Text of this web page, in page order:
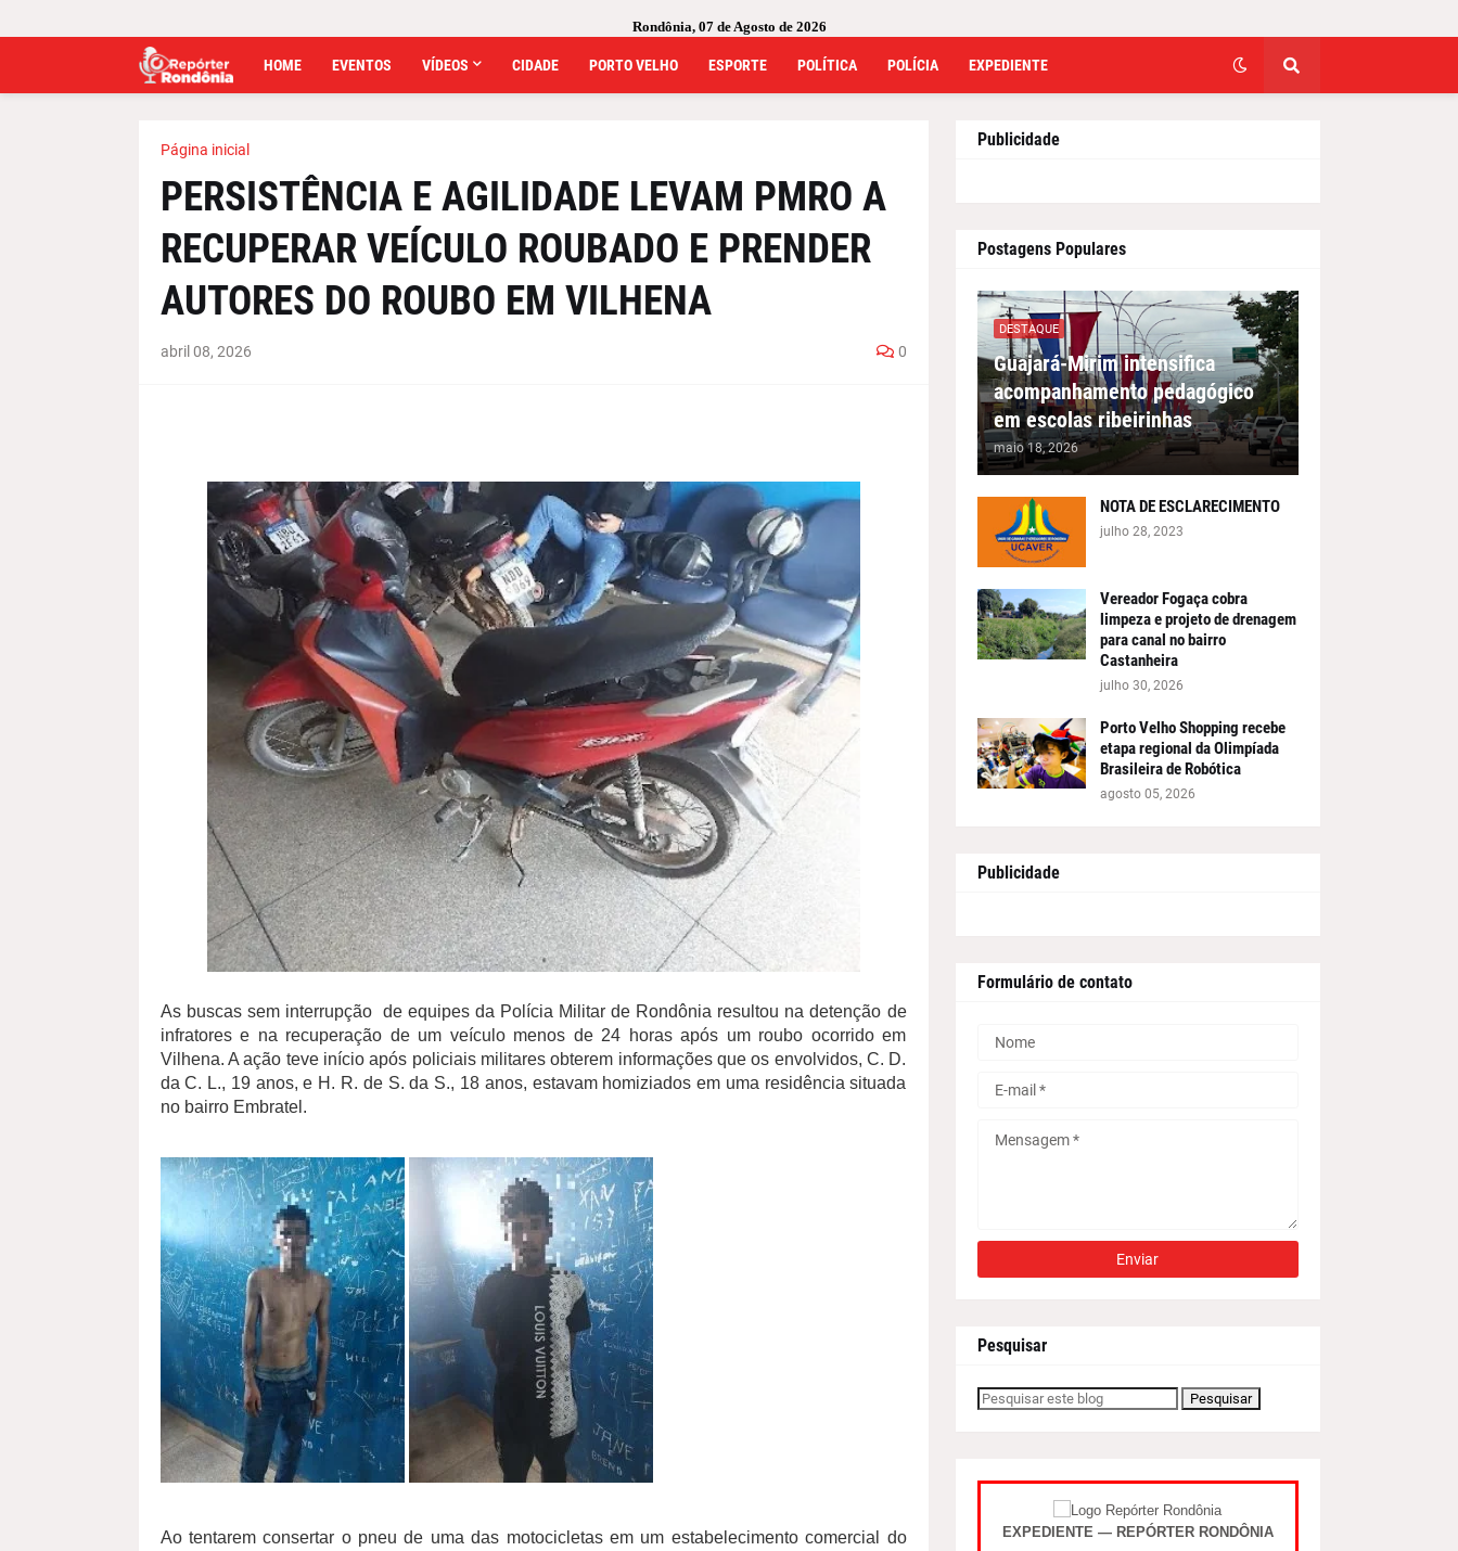
Rondônia, 07 de Agosto de 2026
HOME EVENTOS VÍDEOS CIDADE PORTO VELHO ESPORTE POLÍTICA POLÍCIA EXPEDIENTE
Página inicial
PERSISTÊNCIA E AGILIDADE LEVAM PMRO A
RECUPERAR VEÍCULO ROUBADO E PRENDER
AUTORES DO ROUBO EM VILHENA
abril 08, 2026 0
As buscas sem interrupção de equipes da Polícia Militar de Rondônia resultou na detenção de
infratores e na recuperação de um veículo menos de 24 horas após um roubo ocorrido em
Vilhena. A ação teve início após policiais militares obterem informações que os envolvidos, C. D.
da C. L., 19 anos, e H. R. de S. da S., 18 anos, estavam homiziados em uma residência situada
no bairro Embratel.
Ao tentarem consertar o pneu de uma das motocicletas em um estabelecimento comercial do
Publicidade
Postagens Populares
DESTAQUE
Guajará-Mirim intensifica
acompanhamento pedagógico
em escolas ribeirinhas
maio 18, 2026
NOTA DE ESCLARECIMENTO
julho 28, 2023
Vereador Fogaça cobra
limpeza e projeto de drenagem
para canal no bairro
Castanheira
julho 30, 2026
Porto Velho Shopping recebe
etapa regional da Olimpíada
Brasileira de Robótica
agosto 05, 2026
Publicidade
Formulário de contato
Pesquisar
EXPEDIENTE — REPÓRTER RONDÔNIA